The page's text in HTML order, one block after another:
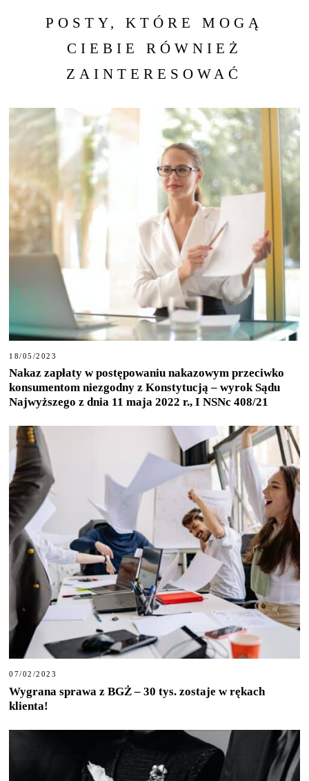
POSTY, KTÓRE MOGĄ
CIEBIE RÓWNIEŻ
ZAINTERESOWAĆ
18/05/2023
Nakaz zapłaty w postępowaniu nakazowym przeciwko
konsumentom niezgodny z Konstytucją – wyrok Sądu
Najwyższego z dnia 11 maja 2022 r., I NSNc 408/21
07/02/2023
Wygrana sprawa z BGŻ – 30 tys. zostaje w rękach
klienta!